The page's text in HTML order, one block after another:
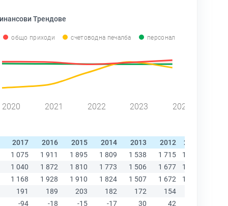
Трендове
общо приходи счетоводна печалба персонал
2020 2021 2022 2023 2024
2017 2016 2015 2014 2013 2012 2011